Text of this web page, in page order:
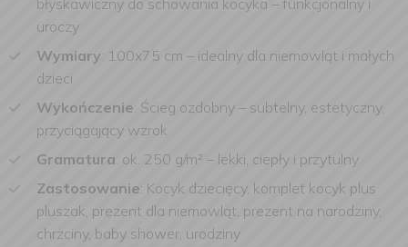
błyskawiczny do schowania kocyka – funkcjonalny i
uroczy
Wymiary: 100x75 cm – idealny dla niemowląt i małych
dzieci
Wykończenie: Ścieg ozdobny – subtelny, estetyczny,
przyciągający wzrok
Gramatura: ok. 250 g/m² – lekki, ciepły i przytulny
Zastosowanie: Kocyk dziecięcy, komplet kocyk plus
pluszak, prezent dla niemowląt, prezent na narodziny,
chrzciny, baby shower, urodziny